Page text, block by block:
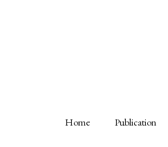
Home Publication